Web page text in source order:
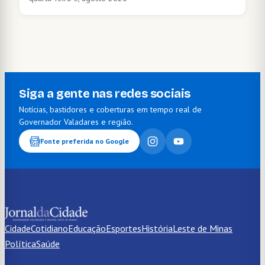
Siga a gente nas redes sociais
Notícias, bastidores e coberturas em tempo real de
Governador Valadares e região.
Fonte preferida no Google
CidadeCotidianoEducaçãoEsportesHistóriaLeste de Minas
PolíticaSaúde